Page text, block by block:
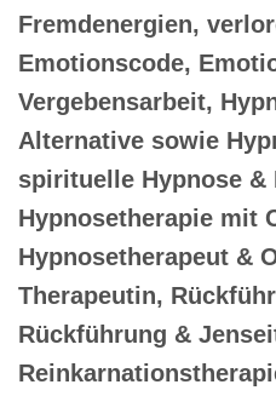
Fremdenergien,
Emotionscode,
Vergebensarbeit,
Alternative sowie
spirituelle Hypnose &
Hypnosetherapie mit
Hypnosetherapeut &
Therapeutin,
Rückführung &